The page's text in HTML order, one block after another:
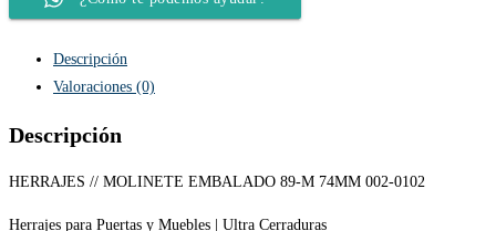
Descripción
Valoraciones (0)
Descripción
HERRAJES // MOLINETE EMBALADO 89-M 74MM 002-0102
Herrajes para Puertas y Muebles | Ultra Cerraduras